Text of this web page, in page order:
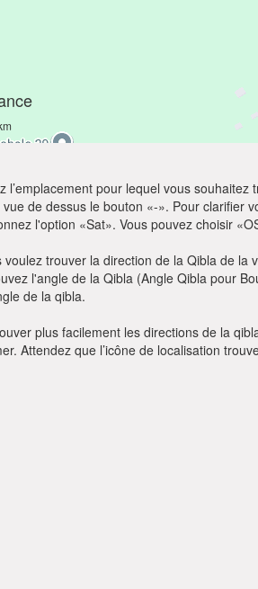
l’emplacement pour lequel vous
de dessus le bouton «-». Pour clarifier
l'option «Sat». Vous pouvez choisir
voulez trouver la direction de la Qibla de la
l'angle de la Qibla (Angle Qibla pour
de la qibla.
plus facilement les directions de la
Attendez que l’icône de localisation